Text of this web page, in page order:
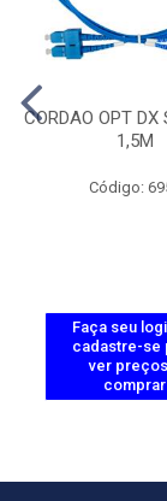
CORDAO OPT DX
1,5M
Código:
Faça seu
cadastre-se
ver
comprar